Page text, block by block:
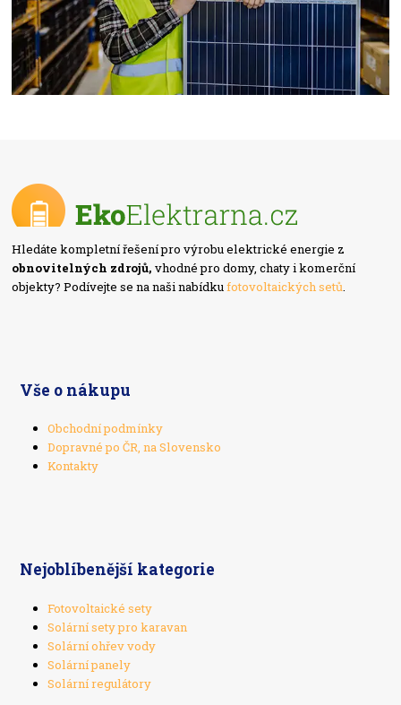
Hledáte kompletní řešení pro výrobu elektrické energie z
obnovitelných zdrojů, vhodné pro domy, chaty i komerční
objekty? Podívejte se na naši nabídkufotovoltaických setů
Vše o nákupu
Obchodní podmínky
Dopravné po ČR, na Slovensko
Kontakty
Nejoblíbenější kategorie
Fotovoltaické sety
Solární sety pro karavan
Solární ohřev vody
Solární panely
Solární regulátory